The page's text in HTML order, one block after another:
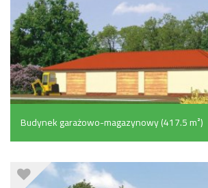
Budynek garażowo-magazynowy (417.5 m²)